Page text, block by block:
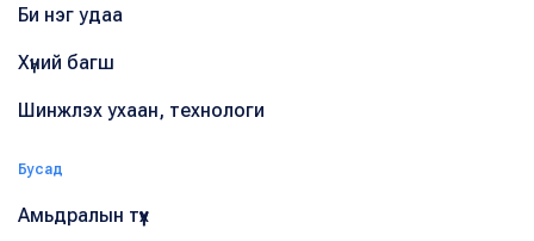
Би нэг удаа
Хүний багш
Шинжлэх ухаан, технологи
Бусад
Амьдралын түүх